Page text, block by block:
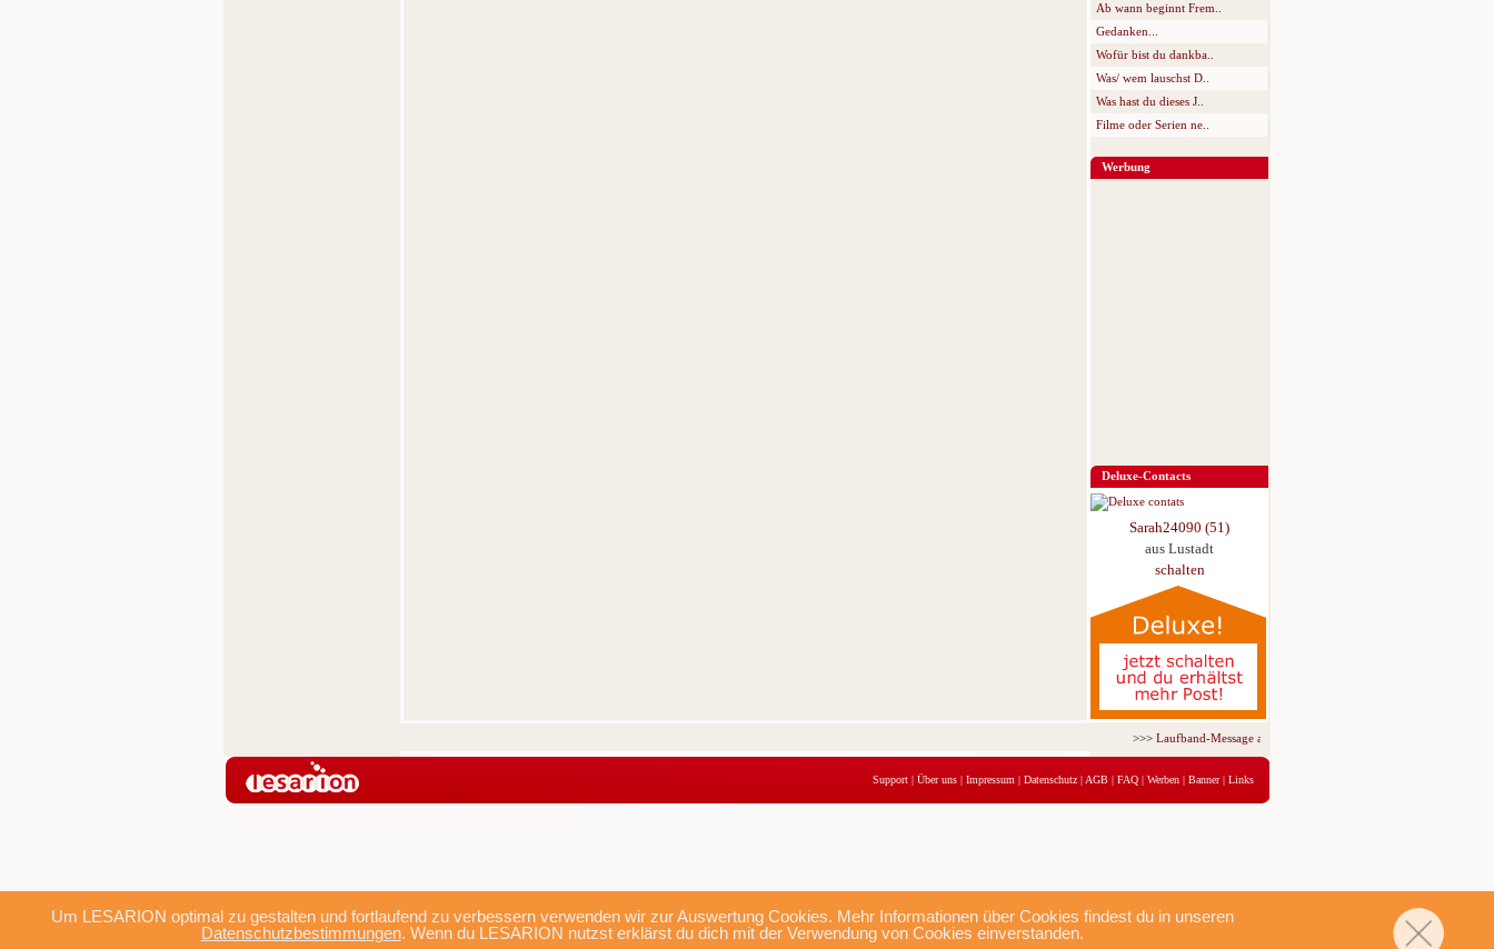
Um LESARION optimal zu gestalten und fortlaufend zu verbessern verwenden wir zur Auswertung Cookies. Mehr Informationen über Cookies findest du in unseren
Datenschutzbestimmungen. Wenn du LESARION nutzst erklärst du dich mit der Verwendung von Cookies einverstanden.
Ab wann beginnt Frem..
Gedanken...
Wofür bist du dankba..
Was/ wem lauschst D..
Was hast du dieses J..
Filme oder Serien ne..
Werbung
Deluxe-Contacts
Sarah24090 (51)
aus Lustadt
schalten
>>>Laufband-Message ab nur 5,95 € für 3 Tage!
Support | Über uns | Impressum | Datenschutz | AGB | FAQ | Werben | Banner| Links